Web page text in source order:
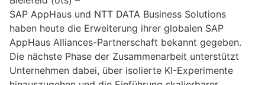
SAP AppHaus und NTT DATA Business Solutions
haben heute die Erweiterung ihrer globalen SAP
AppHaus Alliances-Partnerschaft bekannt gegeben.
Die nächste Phase der Zusammenarbeit unterstützt
Unternehmen dabei, über isolierte KI-Experimente